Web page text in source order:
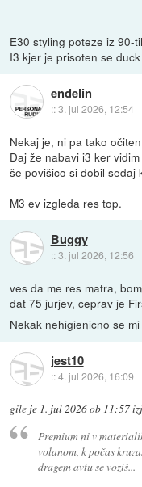
E30 styling poteze iz 90-
I3 kjer je prisoten se
endelin
::3. jul 2026, 12:54
Nekaj je, ni pa tako
Daj že nabavi i3 ker
še povišico si dobil sedaj
M3 ev izgleda res top.
Buggy
::3. jul 2026, 12:56
ves da me res matra,
dat 75 jurjev, ceprav je
Nekak nehigienicno se
jest10
::4. jul 2026, 16:09
gile je 1. jul 2026 ob 11:57
Premium ni v
volanom, k počas
dragem avtu se voziš...